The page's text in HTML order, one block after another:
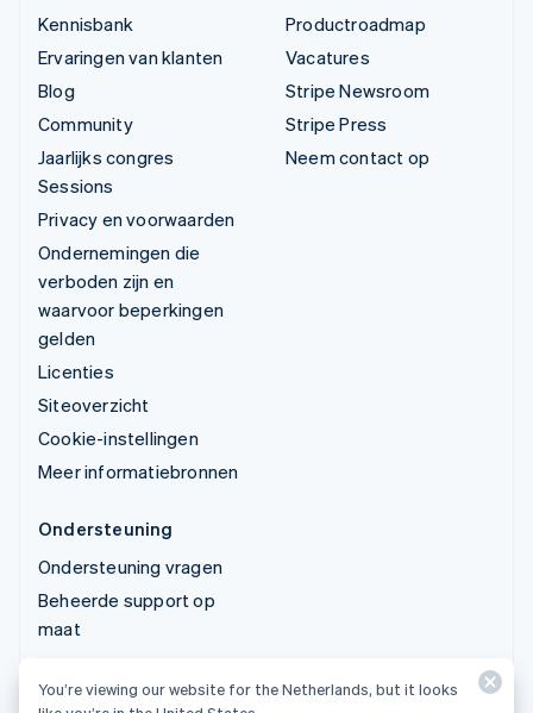
Kennisbank
Ervaringen van klanten
Blog
Community
Jaarlijks congres
Sessions
Privacy en voorwaarden
Ondernemingen die
verboden zijn en
waarvoor beperkingen
gelden
Licenties
Siteoverzicht
Cookie-instellingen
Meer informatiebronnen
Productroadmap
Vacatures
Stripe Newsroom
Stripe Press
Neem contact op
Ondersteuning
Ondersteuning vragen
Beheerde support op
maat
© 2026 Stripe, LLC
You’re viewing our website for the Netherlands, but it looks